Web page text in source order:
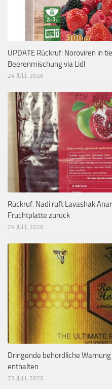
UPDATE Rückruf: Noroviren in
Beerenmischung via Lidl
24 JULI, 2026
Rückruf: Nadi ruft Lavashak
Fruchtplatte zurück
24 JULI, 2026
Dringende behördliche
enthalten
23 JULI, 2026